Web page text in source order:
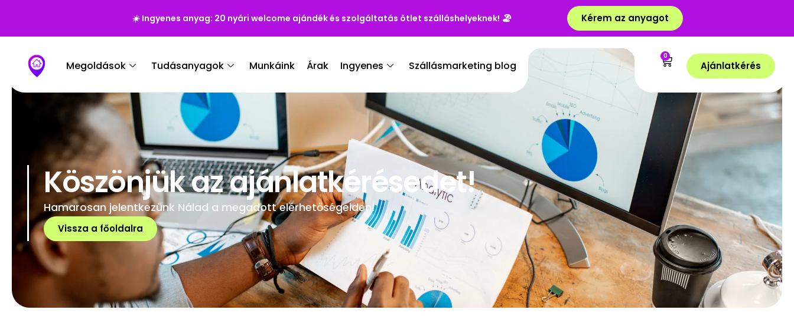
☀️ Ingyenes anyag: 20 nyári welcome ajándék és szolgáltatás ötlet szálláshelyeknek! 🏖️ Kérem az anyagot
Megoldások Tudásanyagok Munkáink Árak Ingyenes Szállásmarketing blog
0
Ajánlatkérés
Köszönjük az ajánlatkérésedet!
Hamarosan jelentkezünk Nálad a megadott elérhetőségeiden!
Vissza a főoldalra